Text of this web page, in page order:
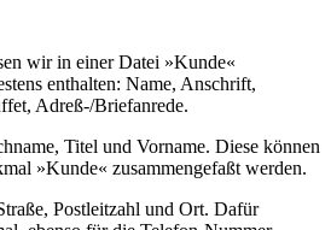
wir in einer Datei »Kunde«
enthalten: Name, Anschrift,
Adreß-/Briefanrede.
Titel und Vorname. Diese können
»Kunde« zusammengefaßt werden.
Postleitzahl und Ort. Dafür